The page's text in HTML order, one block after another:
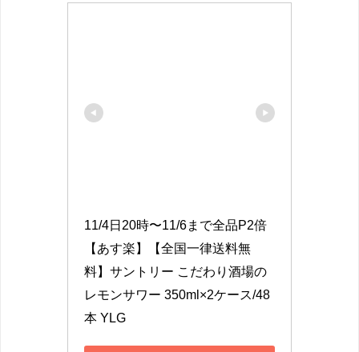
11/4日20時〜11/6まで全品P2倍
【あす楽】【全国一律送料無
料】サントリー こだわり酒場の
レモンサワー 350ml×2ケース/48
本 YLG